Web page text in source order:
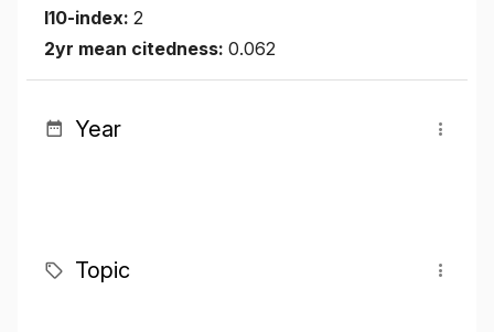
I10-index: 2
2yr mean citedness: 0.062
Year
Topic